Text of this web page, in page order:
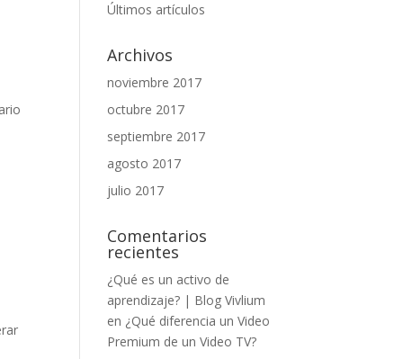
Últimos artículos
Archivos
noviembre 2017
octubre 2017
septiembre 2017
agosto 2017
julio 2017
Comentarios
recientes
¿Qué es un activo de
aprendizaje? | Blog Vivlium
en ¿Qué diferencia un Video
Premium de un Video TV?